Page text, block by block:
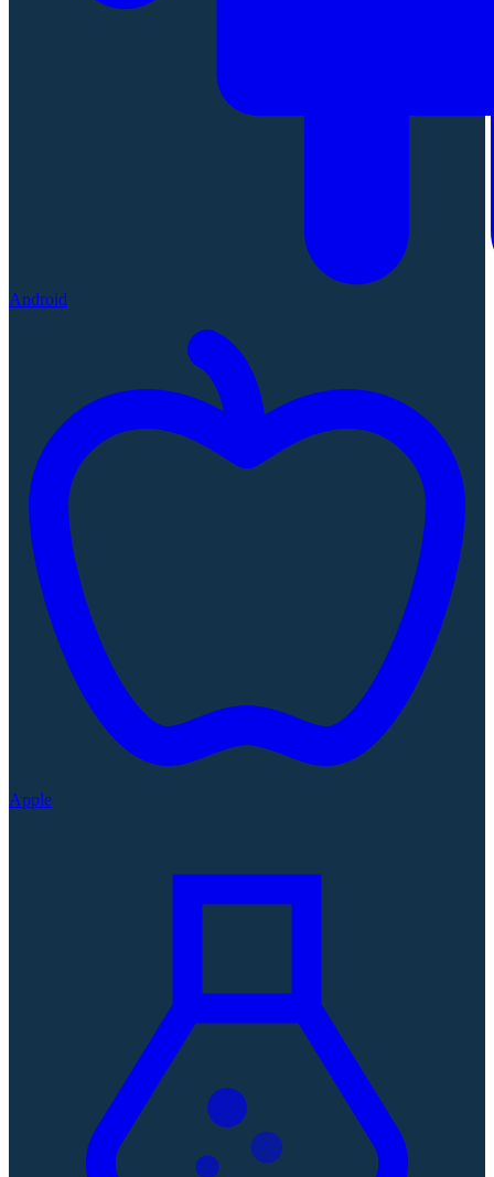
Android
Apple